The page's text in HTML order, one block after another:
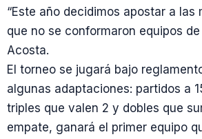
“Este año decidimos apostar a las
que no se conformaron equipos
Acosta.
El torneo se jugará bajo
algunas adaptaciones: partidos a
triples que valen 2 y dobles que
empate, ganará el primer equipo